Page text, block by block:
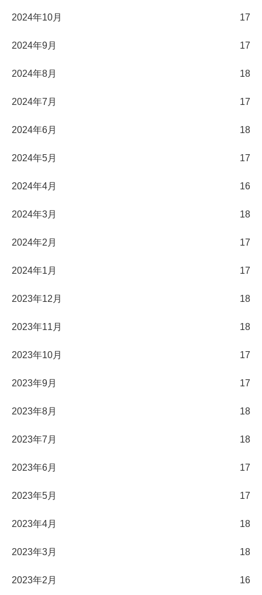
2024年10月 17
2024年9月 17
2024年8月 18
2024年7月 17
2024年6月 18
2024年5月 17
2024年4月 16
2024年3月 18
2024年2月 17
2024年1月 17
2023年12月 18
2023年11月 18
2023年10月 17
2023年9月 17
2023年8月 18
2023年7月 18
2023年6月 17
2023年5月 17
2023年4月 18
2023年3月 18
2023年2月 16